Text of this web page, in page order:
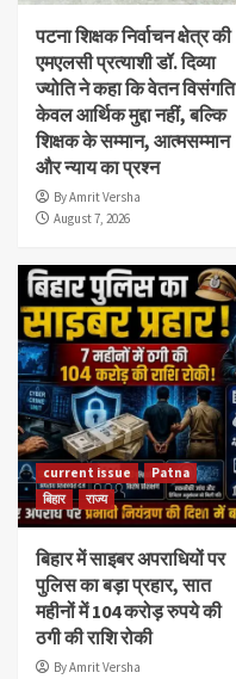
पटना शिक्षक निर्वाचन क्षेत्र की
एमएलसी प्रत्याशी डॉ. दिव्या
ज्योति ने कहा कि वेतन विसंगति
केवल आर्थिक मुद्दा नहीं, बल्कि
शिक्षक के सम्मान, आत्मसम्मान
और न्याय का प्रश्न
By Amrit Versha
August 7, 2026
current issue
Patna
बिहार
राज्य
बिहार में साइबर अपराधियों पर
पुलिस का बड़ा प्रहार, सात
महीनों में 104 करोड़ रुपये की
ठगी की राशि रोकी
By Amrit Versha